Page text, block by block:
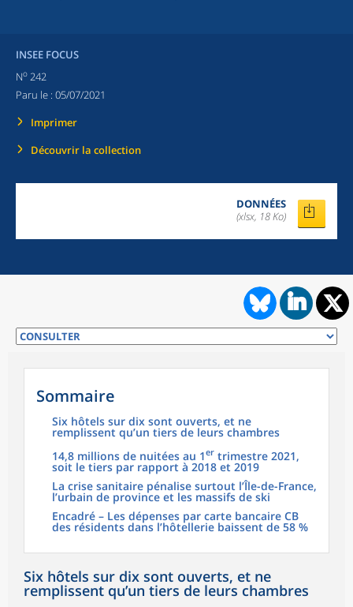
INSEE FOCUS
No 242
Paru le : 05/07/2021
Imprimer
Découvrir la collection
DONNÉES
(xlsx, 18 Ko)
Sommaire
Six hôtels sur dix sont ouverts, et ne
remplissent qu’un tiers de leurs chambres
14,8 millions de nuitées au 1er trimestre 2021,
soit le tiers par rapport à 2018 et 2019
La crise sanitaire pénalise surtout l’Île-de-France,
l’urbain de province et les massifs de ski
Encadré – Les dépenses par carte bancaire CB
des résidents dans l’hôtellerie baissent de 58 %
Six hôtels sur dix sont ouverts, et ne
remplissent qu’un tiers de leurs chambres